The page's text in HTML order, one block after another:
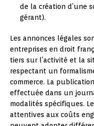
de la création d’une
gérant).
Les annonces légales
entreprises en droit
tiers sur l’activité et la
respectant un
commerce. La
effectuée dans un
modalités spécifiques.
attentives aux coûts